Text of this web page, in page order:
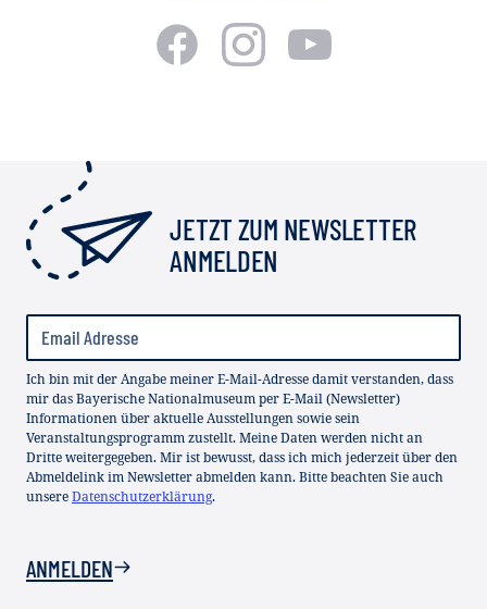
JETZT ZUM NEWSLETTER
ANMELDEN
Ich bin mit der Angabe meiner E-Mail-Adresse damit verstanden, dass
mir das Bayerische Nationalmuseum per E-Mail (Newsletter)
Informationen über aktuelle Ausstellungen sowie sein
Veranstaltungsprogramm zustellt. Meine Daten werden nicht an
Dritte weitergegeben. Mir ist bewusst, dass ich mich jederzeit über den
Abmeldelink im Newsletter abmelden kann. Bitte beachten Sie auch
unsereDatenschutzerklärung.
ANMELDEN